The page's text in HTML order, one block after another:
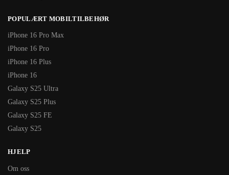
POPULÆRT MOBILTILBEHØR
iPhone 16 Pro Max
iPhone 16 Pro
iPhone 16 Plus
iPhone 16
Galaxy S25 Ultra
Galaxy S25 Plus
Galaxy S25 FE
Galaxy S25
HJELP
Om oss